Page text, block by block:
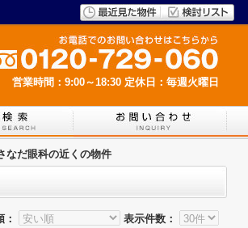
営業時間：9:00～18:30 定休日：毎週火曜日
なだ眼科の近くの物件
表示件数：